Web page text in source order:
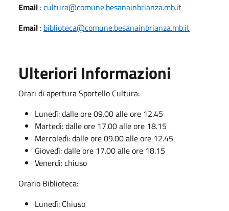
Email :cultura@comune.besanainbrianza.mb.it
Email : biblioteca@comune.besanainbrianza.mb.it
Ulteriori Informazioni
Orari di apertura Sportello Cultura:
Lunedì: dalle ore 09.00 alle ore 12.45
Martedì: dalle ore 17.00 alle ore 18.15
Mercoledì: dalle ore 09.00 alle ore 12.45
Giovedì: dalle ore 17.00 alle ore 18.15
Venerdì: chiuso
Orario Biblioteca:
Lunedì: Chiuso